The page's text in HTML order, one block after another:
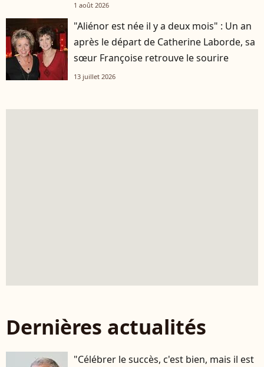
1 août 2026
"Aliénor est née il y a deux mois" : Un an
après le départ de Catherine Laborde, sa
sœur Françoise retrouve le sourire
13 juillet 2026
Dernières actualités
"Célébrer le succès, c'est bien, mais il est